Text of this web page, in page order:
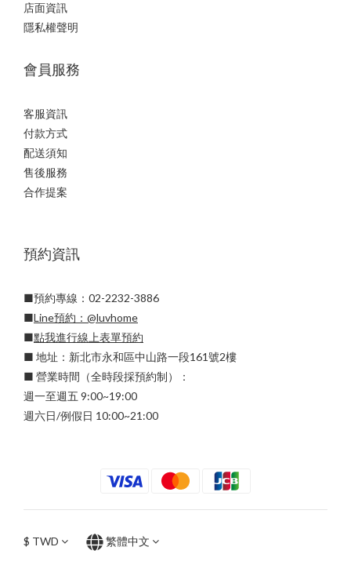
店面資訊
隱私權聲明
會員服務
客服資訊
付款方式
配送須知
售後服務
合作提案
預約資訊
■預約專線：02-2232-3886
■Line預約： @luvhome
■點我進行線上表單預約
■ 地址：新北市永和區中山路一段161號2樓
■ 營業時間（全時段採預約制）：
週一至週五 9:00~19:00
週六日/例假日 10:00~21:00
$ TWD 繁體中文